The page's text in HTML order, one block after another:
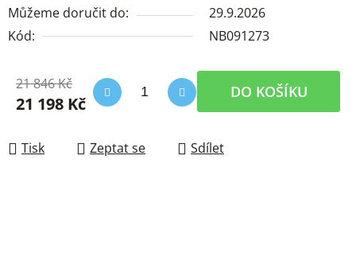
Můžeme doručit do:
29.9.2026
Kód:
NB091273
21 846 Kč
21 198 Kč
DO KOŠÍKU
Tisk Zeptat se Sdílet